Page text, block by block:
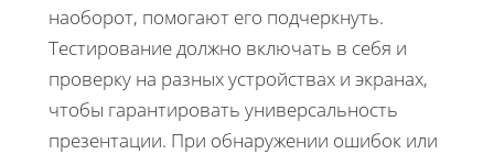
наоборот, помогают его подчеркнуть.
Тестирование должно включать в себя и
проверку на разных устройствах и экранах,
чтобы гарантировать универсальность
презентации. При обнаружении ошибок или